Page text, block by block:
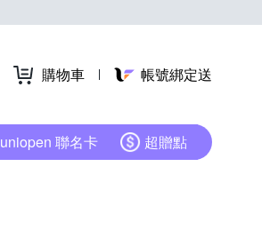
購物車 帳號綁定送
uniopen 聯名卡 超贈點